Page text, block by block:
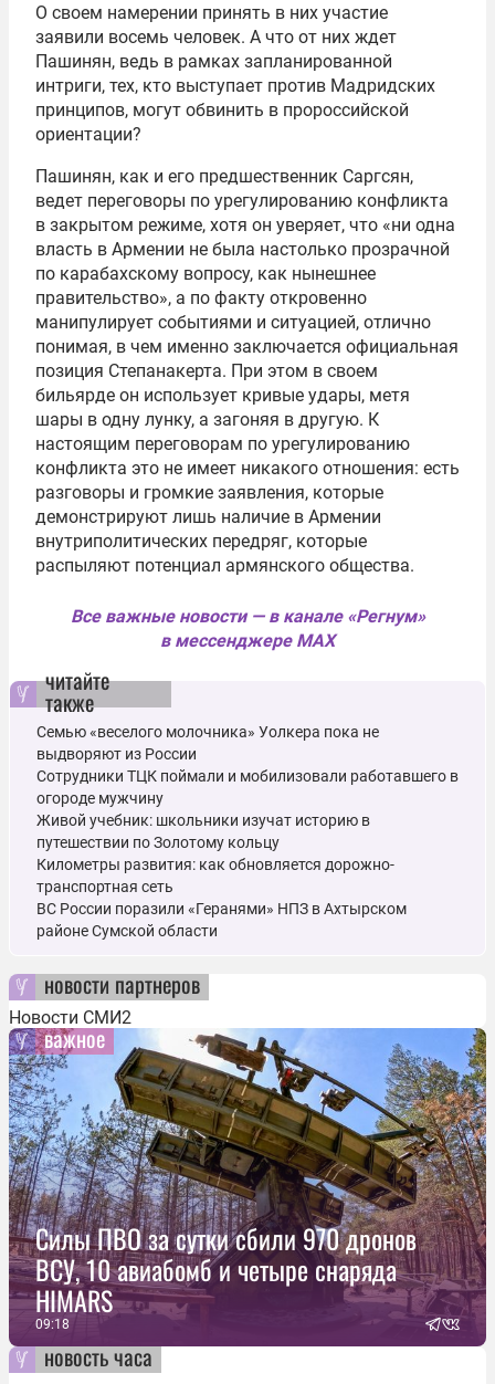
О своем намерении принять в них участие
заявили восемь человек. А что от них ждет
Пашинян, ведь в рамках запланированной
интриги, тех, кто выступает против Мадридских
принципов, могут обвинить в пророссийской
ориентации?
Пашинян, как и его предшественник Саргсян,
ведет переговоры по урегулированию конфликта
в закрытом режиме, хотя он уверяет, что «ни одна
власть в Армении не была настолько прозрачной
по карабахскому вопросу, как нынешнее
правительство», а по факту откровенно
манипулирует событиями и ситуацией, отлично
понимая, в чем именно заключается официальная
позиция Степанакерта. При этом в своем
бильярде он использует кривые удары, метя
шары в одну лунку, а загоняя в другую. К
настоящим переговорам по урегулированию
конфликта это не имеет никакого отношения: есть
разговоры и громкие заявления, которые
демонстрируют лишь наличие в Армении
внутриполитических передряг, которые
распыляют потенциал армянского общества.
Все важные новости — в канале «Регнум»
в мессенджере MAX
читайте
также
Семью «веселого молочника» Уолкера пока не
выдворяют из России
Сотрудники ТЦК поймали и мобилизовали работавшего в
огороде мужчину
Живой учебник: школьники изучат историю в
путешествии по Золотому кольцу
Километры развития: как обновляется дорожно-
транспортная сеть
ВС России поразили «Геранями» НПЗ в Ахтырском
районе Сумской области
новости партнеров
Новости СМИ2
важное
Силы ПВО за сутки сбили 970 дронов
ВСУ, 10 авиабомб и четыре снаряда
HIMARS
09:18
новость часа